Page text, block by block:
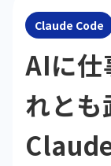
Claude Code
AIに仕
れとも